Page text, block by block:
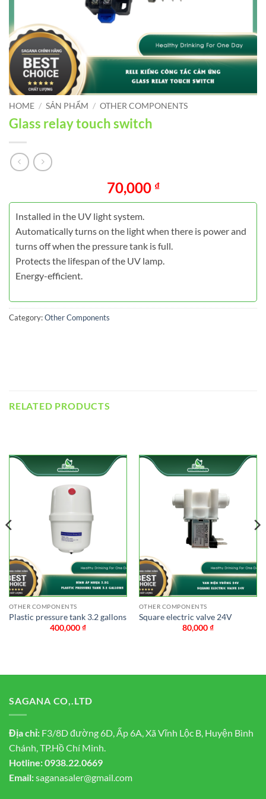
HOME / SẢN PHẨM / OTHER COMPONENTS
Glass relay touch switch
70,000 ₫
Installed in the UV light system.
Automatically turns on the light when there is power and
turns off when the pressure tank is full.
Protects the lifespan of the UV lamp.
Energy-efficient.
Category:Other Components
RELATED PRODUCTS
OTHER COMPONENTS
Plastic pressure tank 3.2 gallons
400,000₫
OTHER COMPONENTS
Square electric valve 24V
80,000₫
SAGANA CO,.LTD
Địa chỉ: F3/8D đường 6D, Ấp 6A, Xã Vĩnh Lộc B, Huyện Bình
Chánh, TP.Hồ Chí Minh.
Hotline:0938.22.0669
Email:saganasaler@gmail.com